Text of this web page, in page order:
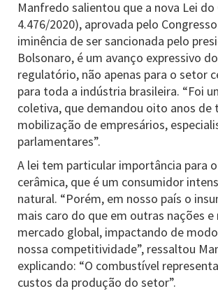
Manfredo salientou que a nova Lei do
4.476/2020), aprovada pelo
iminência de ser sancionada pelo
Bolsonaro, é um avanço expressivo
regulatório, não apenas para o setor
para toda a indústria brasileira. “Foi
coletiva, que demandou oito anos de
mobilização de empresários,
parlamentares”.
A lei tem particular importância para
cerâmica, que é um consumidor
natural. “Porém, em nosso país o
mais caro do que em outras nações e
mercado global, impactando de
nossa competitividade”, ressaltou
explicando: “O combustível
custos da produção do setor”.